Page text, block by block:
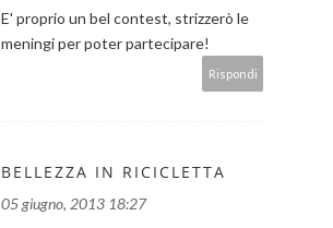
E' proprio un bel contest, strizzerò le
meningi per poter partecipare!
Rispondi
BELLEZZA IN RICICLETTA
05 giugno, 2013 18:27